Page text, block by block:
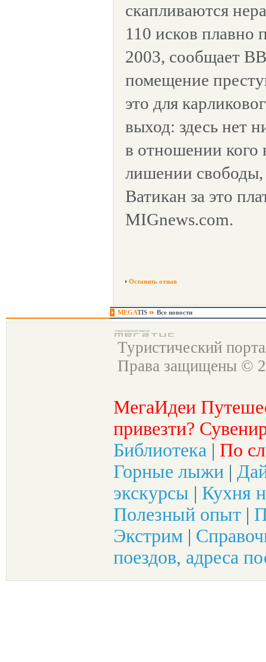
скапливаются
110 исков плавно
2003, сообщает
помещение
это для
выход: здесь нет
в отношении кого
лишении свободы,
Ватикан за это
MIGnews.com.
Оставить отзыв
MEGATIS Все новости
Туристический
Права защищены ©
МегаИдеи
привезти?
Библиотека | По
Горные лыжи |
экскурсы | Кухня
Полезный опыт |
Экстрим |
поездов, адреса